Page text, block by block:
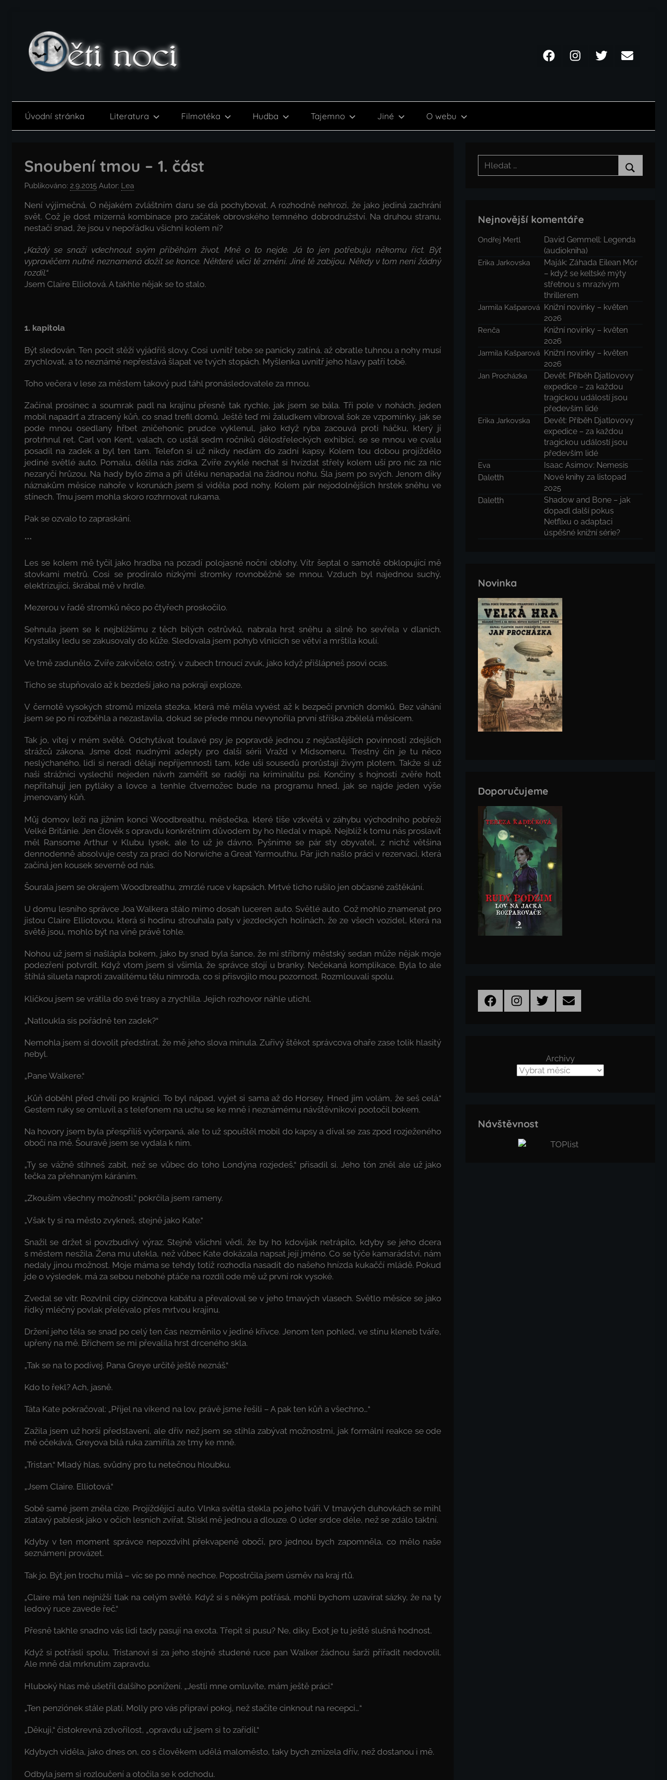
obsahu
noci
FacebookInstagramTwitterEmail
Úvodní stránka Literatura Filmotéka Hudba Tajemno Jiné O webu
Snoubení tmou – 1. část
Publikováno: 2.9.2015 Autor: Lea
Není výjimečná. O nějakém zvláštním daru se dá pochybovat. A rozhodně nehrozí, že jako jediná zachrání
svět. Což je dost mizerná kombinace pro začátek obrovského temného dobrodružství. Na druhou stranu,
nestačí snad, že jsou v nepořádku všichni kolem ní?
„Každý se snaží vdechnout svým příběhům život. Mně o to nejde. Já to jen potřebuju někomu říct. Být
vypravěčem nutně neznamená dožít se konce. Některé věci tě změní. Jiné tě zabijou. Někdy v tom není žádný
rozdíl.“
Jsem Claire Elliotová. A takhle nějak se to stalo.
1. kapitola
Být sledován. Ten pocit stěží vyjádříš slovy. Cosi uvnitř tebe se panicky zatíná, až obratle tuhnou a nohy musí
zrychlovat, a to neznámé nepřestává šlapat ve tvých stopách. Myšlenka uvnitř jeho hlavy patří tobě.
Toho večera v lese za městem takový pud táhl pronásledovatele za mnou.
Začínal prosinec a soumrak padl na krajinu přesně tak rychle, jak jsem se bála. Tři pole v nohách, jeden
mobil napadrť a ztracený kůň, co snad trefil domů. Ještě teď mi žaludkem vibroval šok ze vzpomínky, jak se
pode mnou osedlaný hřbet zničehonic prudce vyklenul, jako když ryba zacouvá proti háčku, který jí
protrhnul ret. Carl von Kent, valach, co ustál sedm ročníků dělostřeleckých exhibicí, se se mnou ve cvalu
posadil na zadek a byl ten tam. Telefon si už nikdy nedám do zadní kapsy. Kolem tou dobou projíždělo
jediné světlé auto. Pomalu, dělila nás zídka. Zvíře zvyklé nechat si hvízdat střely kolem uší pro nic za nic
nezaryčí hrůzou. Na hady bylo zima a při útěku nenapadal na žádnou nohu. Šla jsem po svých. Jenom díky
náznakům měsíce nahoře v korunách jsem si viděla pod nohy. Kolem pár nejodolnějších hrstek sněhu ve
stínech. Tmu jsem mohla skoro rozhrnovat rukama.
Pak se ozvalo to zapraskání.
***
Les se kolem mě tyčil jako hradba na pozadí polojasné noční oblohy. Vítr šeptal o samotě obklopující mě
stovkami metrů. Cosi se prodíralo nízkými stromky rovnoběžně se mnou. Vzduch byl najednou suchý,
elektrizující, škrábal mě v hrdle.
Mezerou v řadě stromků něco po čtyřech proskočilo.
Sehnula jsem se k nejbližšímu z těch bílých ostrůvků, nabrala hrst sněhu a silně ho sevřela v dlaních.
Krystalky ledu se zakusovaly do kůže. Sledovala jsem pohyb vlnících se větví a mrštila koulí.
Ve tmě zadunělo. Zvíře zakvičelo; ostrý, v zubech trnoucí zvuk, jako když přišlápneš psovi ocas.
Ticho se stupňovalo až k bezdeší jako na pokraji exploze.
V černotě vysokých stromů mizela stezka, která mě měla vyvést až k bezpečí prvních domků. Bez váhání
jsem se po ní rozběhla a nezastavila, dokud se přede mnou nevynořila první stříška zbělelá měsícem.
Tak jo, vítej v mém světě. Odchytávat toulavé psy je popravdě jednou z nejčastějších povinností zdejších
strážců zákona. Jsme dost nudnými adepty pro další sérii Vražd v Midsomeru. Trestný čin je tu něco
neslýchaného, lidi si neradi dělají nepříjemnosti tam, kde uši sousedů prorůstají živým plotem. Takže si už
naši strážníci vyslechli nejeden návrh zaměřit se raději na kriminalitu psí. Končiny s hojností zvěře holt
nepřitahují jen pytláky a lovce a tenhle čtvernožec bude na programu hned, jak se najde jeden výše
jmenovaný kůň.
Můj domov leží na jižním konci Woodbreathu, městečka, které tiše vzkvétá v záhybu východního pobřeží
Velké Británie. Jen člověk s opravdu konkrétním důvodem by ho hledal v mapě. Nejblíž k tomu nás proslavit
měl Ransome Arthur v Klubu lysek, ale to už je dávno. Pyšníme se pár sty obyvatel, z nichž většina
dennodenně absolvuje cesty za prací do Norwiche a Great Yarmouthu. Pár jich našlo práci v rezervaci, která
začíná jen kousek severně od nás.
Šourala jsem se okrajem Woodbreathu, zmrzlé ruce v kapsách. Mrtvé ticho rušilo jen občasné zaštěkání.
U domu lesního správce Joa Walkera stálo mimo dosah luceren auto. Světlé auto. Což mohlo znamenat pro
jistou Claire Elliotovou, která si hodinu strouhala paty v jezdeckých holinách, že ze všech vozidel, která na
světě jsou, mohlo být na vině právě tohle.
Nohou už jsem si našlápla bokem, jako by snad byla šance, že mi stříbrný městský sedan může nějak moje
podezření potvrdit. Když vtom jsem si všimla, že správce stojí u branky. Nečekaná komplikace. Byla to ale
štíhlá silueta naproti zavalitému tělu nimroda, co si přisvojilo mou pozornost. Rozmlouvali spolu.
Kličkou jsem se vrátila do své trasy a zrychlila. Jejich rozhovor náhle utichl.
„Natloukla sis pořádně ten zadek?“
Nemohla jsem si dovolit předstírat, že mě jeho slova minula. Zuřivý štěkot správcova ohaře zase tolik hlasitý
nebyl.
„Pane Walkere.“
„Kůň doběhl před chvílí po krajnici. To byl nápad, vyjet si sama až do Horsey. Hned jim volám, že seš celá.“
Gestem ruky se omluvil a s telefonem na uchu se ke mně i neznámému návštěvníkovi pootočil bokem.
Na hovory jsem byla přespříliš vyčerpaná, ale to už spouštěl mobil do kapsy a díval se zas zpod rozježeného
obočí na mě. Šouravě jsem se vydala k nim.
„Ty se vážně stihneš zabít, než se vůbec do toho Londýna rozjedeš,“ přisadil si. Jeho tón zněl ale už jako
tečka za přehnaným káráním.
„Zkouším všechny možnosti,“ pokrčila jsem rameny.
„Však ty si na město zvykneš, stejně jako Kate.“
Snažil se držet si povzbudivý výraz. Stejně všichni vědí, že by ho kdovíjak netrápilo, kdyby se jeho dcera
s městem nesžila. Žena mu utekla, než vůbec Kate dokázala napsat její jméno. Co se týče kamarádství, nám
nedaly jinou možnost. Moje máma se tehdy totiž rozhodla nasadit do našeho hnízda kukaččí mládě. Pokud
jde o výsledek, má za sebou nebohé ptáče na rozdíl ode mě už první rok vysoké.
Zvedal se vítr. Rozvlnil cípy cizincova kabátu a převaloval se v jeho tmavých vlasech. Světlo měsíce se jako
řídký mléčný povlak přelévalo přes mrtvou krajinu.
Držení jeho těla se snad po celý ten čas nezměnilo v jediné křivce. Jenom ten pohled, ve stínu kleneb tváře,
upřený na mě. Břichem se mi převalila hrst drceného skla.
„Tak se na to podívej. Pana Greye určitě ještě neznáš.“
Kdo to řekl? Ach, jasně.
Táta Kate pokračoval: „Přijel na víkend na lov, právě jsme řešili – A pak ten kůň a všechno…“
Zažila jsem už horší představení, ale dřív než jsem se stihla zabývat možnostmi, jak formální reakce se ode
mě očekává, Greyova bílá ruka zamířila ze tmy ke mně.
„Tristan.“ Mladý hlas, svůdný pro tu netečnou hloubku.
„Jsem Claire. Elliotová.“
Sobě samé jsem zněla cize. Projíždějící auto. Vlnka světla stekla po jeho tváři. V tmavých duhovkách se mihl
zlatavý pablesk jako v očích lesních zvířat. Stiskl mě jednou a dlouze. O úder srdce déle, než se zdálo taktní.
Kdyby v ten moment správce nepozdvihl překvapeně obočí, pro jednou bych zapomněla, co mělo naše
seznámení provázet.
Tak jo. Být jen trochu milá – víc se po mně nechce. Popostrčila jsem úsměv na kraj rtů.
„Claire má ten nejnižší tlak na celým světě. Když si s někým potřásá, mohli bychom uzavírat sázky, že na ty
ledový ruce zavede řeč.“
Přesně takhle snadno vás lidi tady pasují na exota. Třepit si pusu? Ne, díky. Exot je tu ještě slušná hodnost.
Když si potřásli spolu, Tristanovi si za jeho stejně studené ruce pan Walker žádnou šarži přiřadit nedovolil.
Ale mně dal mrknutím zapravdu.
Hluboký hlas mě ušetřil dalšího ponížení. „Jestli mne omluvíte, mám ještě práci.“
„Ten penziónek stále platí. Molly pro vás připraví pokoj, než stačíte cinknout na recepci…“
„Děkuji,“ čistokrevná zdvořilost, „opravdu už jsem si to zařídil.“
Kdybych viděla, jako dnes on, co s člověkem udělá maloměsto, taky bych zmizela dřív, než dostanou i mě.
Odbyla jsem si rozloučení a otočila se k odchodu.
Hledat:
Nejnovější komentáře
Ondřej Mertl
David Gemmell: Legenda
(audiokniha)
Erika Jarkovska
Maják: Záhada Eilean Mór
– když se keltské mýty
střetnou s mrazivým
thrillerem
Jarmila Kašparová Knižní novinky – květen
2026
Renča
Knižní novinky – květen
2026
Jarmila Kašparová Knižní novinky – květen
2026
Jan Procházka
Devět: Příběh Djatlovovy
expedice – za každou
tragickou událostí jsou
především lidé
Erika Jarkovska
Devět: Příběh Djatlovovy
expedice – za každou
tragickou událostí jsou
především lidé
Eva
Isaac Asimov: Nemesis
Daletth
Nové knihy za listopad
2025
Daletth
Shadow and Bone – jak
dopadl další pokus
Netflixu o adaptaci
úspěšné knižní série?
Novinka
Doporučujeme
FacebookInstagramTwitterEmail
Archivy
Návštěvnost